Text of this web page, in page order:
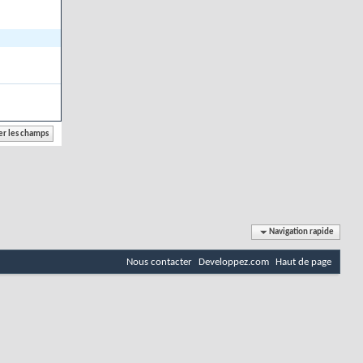
Navigation rapide
Nous contacter Developpez.com Haut de page